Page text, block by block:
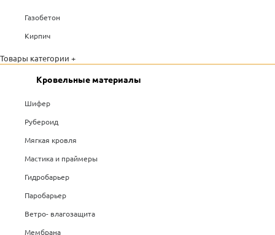
Газобетон
Кирпич
Товары категории +
Кровельные материалы
Шифер
Рубероид
Мягкая кровля
Мастика и праймеры
Гидробарьер
Паробарьер
Ветро- влагозащита
Мембрана